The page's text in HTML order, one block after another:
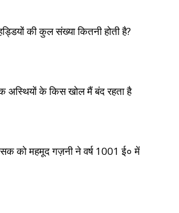
की कुल संख्या कितनी होती है?
अस्थियों के किस खोल मैं बंद रहता है
को महमूद गज़नी ने वर्ष 1001 ई० में